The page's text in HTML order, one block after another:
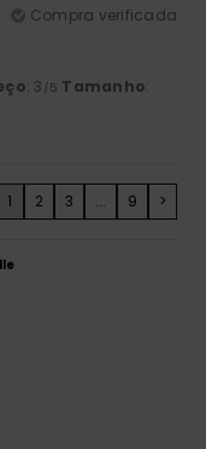
Compra verificada
: 3 /5 Tamanho:
1 2 3 ... 9 >